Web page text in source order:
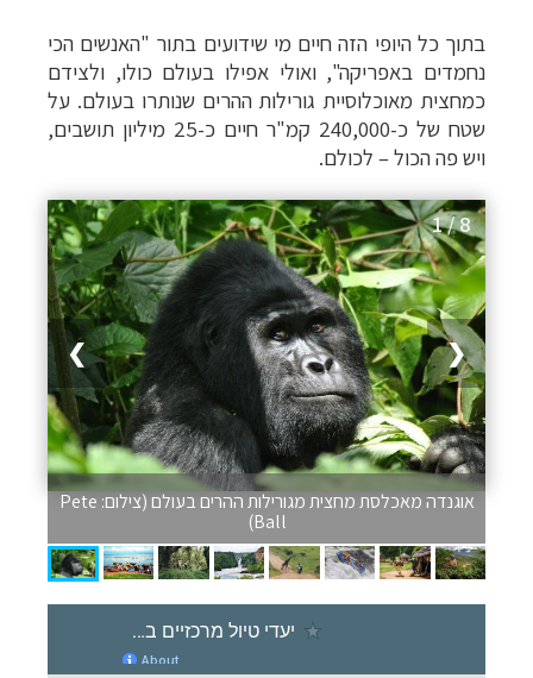
בתוך כל היופי הזה חיים מי שידועים בתור "האנשים הכי
נחמדים באפריקה", ואולי אפילו בעולם כולו, ולצידם
כמחצית מאוכלוסיית גורילות ההרים שנותרו בעולם. על
שטח של כ-240,000 קמ"ר חיים כ-25 מיליון תושבים,
ויש פה הכול– לכולם.
1 / 8
❯ ❮
אוגנדה מאכלסת מחצית מגורילות ההרים בעולם (צילום: Pete
Ball)